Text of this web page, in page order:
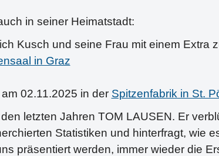
in seiner Heimatstadt:
Kusch und seine Frau mit einem Extra
in Graz
02.11.2025 in der Spitzenfabrik in St.
letzten Jahren TOM LAUSEN. Er
Statistiken und hinterfragt, wie
präsentiert werden, immer wieder die